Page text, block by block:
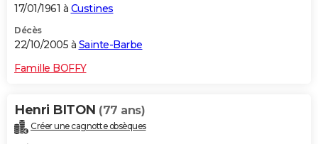
17/01/1961 à Custines
Décès
22/10/2005 à Sainte-Barbe
Famille BOFFY
Henri BITON (77 ans)
Créer une cagnotte obsèques